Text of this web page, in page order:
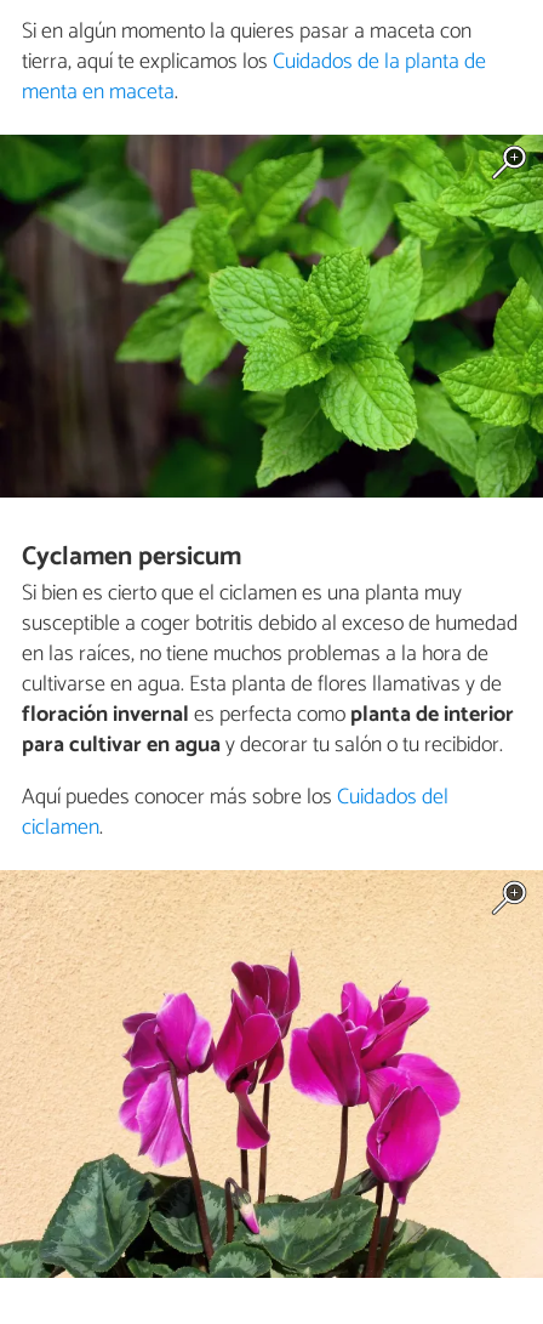
Si en algún momento la quieres pasar a maceta con
tierra, aquí te explicamos losCuidados de la planta de
menta en maceta.
Cyclamen persicum
Si bien es cierto que el ciclamen es una planta muy
susceptible a coger botritis debido al exceso de humedad
en las raíces, no tiene muchos problemas a la hora de
cultivarse en agua. Esta planta de flores llamativas y de
floración invernales perfecta comoplanta de interior
para cultivar en aguay decorar tu salón o tu recibidor.
Aquí puedes conocer más sobre losCuidados del
ciclamen.